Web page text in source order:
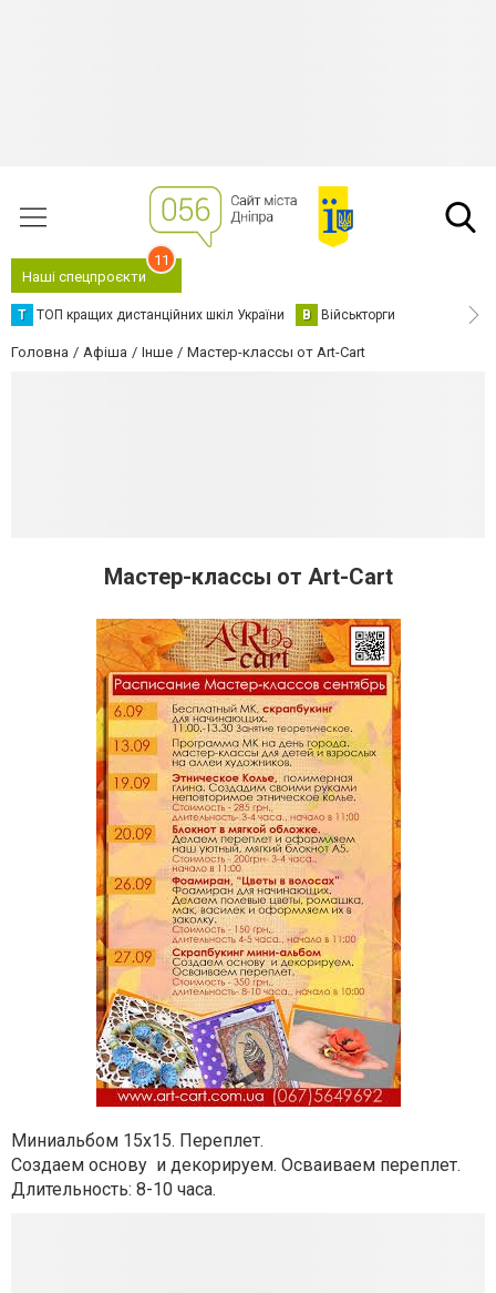
Наші спецпроєкти
11
Т ТОП кращих дистанційних шкіл України В Військторги
Головна Афіша Інше Мастер-классы от Art-Cart
Мастер-классы от Art-Cart
Миниальбом 15х15. Переплет.
Создаем основу и декорируем. Осваиваем переплет.
Длительность: 8-10 часа.